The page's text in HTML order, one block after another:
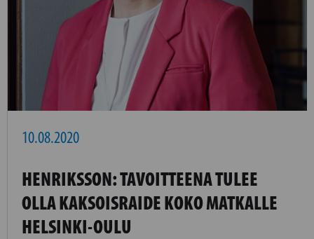
10.08.2020
HENRIKSSON: TAVOITTEENA TULEE
OLLA KAKSOISRAIDE KOKO MATKALLE
HELSINKI-OULU